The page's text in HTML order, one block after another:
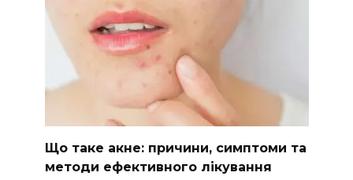
Що таке акне: причини, симптоми та
методи ефективного лікування